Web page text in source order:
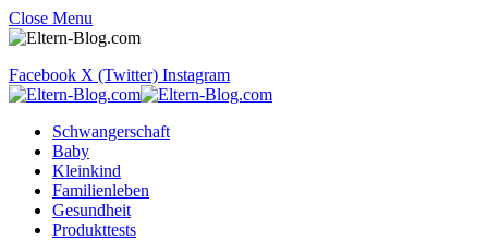
Close Menu
Facebook X (Twitter) Instagram
Schwangerschaft
Baby
Kleinkind
Familienleben
Gesundheit
Produkttests